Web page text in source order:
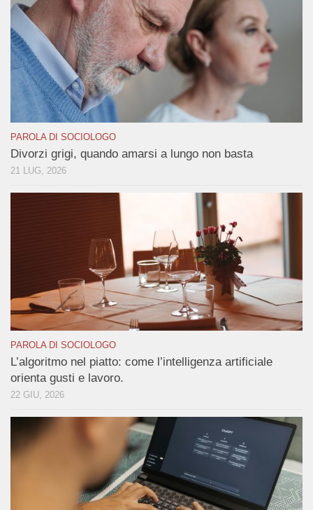
PAROLA DI SOCIOLOGO
Divorzi grigi, quando amarsi a lungo non basta
21 LUG, 2026
PAROLA DI SOCIOLOGO
L’algoritmo nel piatto: come l’intelligenza artificiale
orienta gusti e lavoro.
22 GIU, 2026